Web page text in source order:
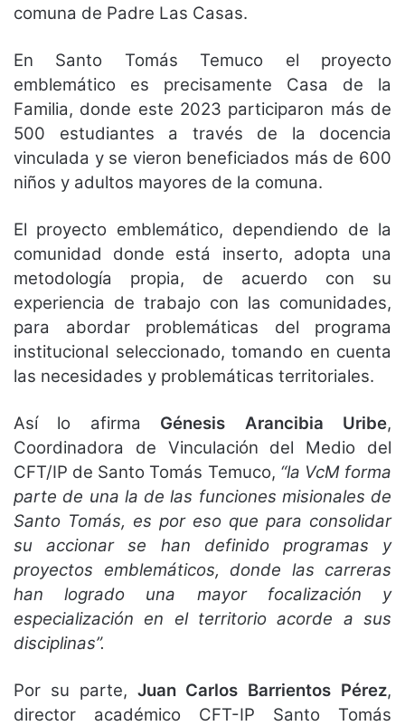
comuna de Padre Las Casas.
En Santo Tomás Temuco el proyecto
emblemático es precisamente Casa de la
Familia, donde este 2023 participaron más de
500 estudiantes a través de la docencia
vinculada y se vieron beneficiados más de 600
niños y adultos mayores de la comuna.
El proyecto emblemático, dependiendo de la
comunidad donde está inserto, adopta una
metodología propia, de acuerdo con su
experiencia de trabajo con las comunidades,
para abordar problemáticas del programa
institucional seleccionado, tomando en cuenta
las necesidades y problemáticas territoriales.
Así lo afirma Génesis Arancibia Uribe,
Coordinadora de Vinculación del Medio del
CFT/IP de Santo Tomás Temuco, “la VcM forma
parte de una la de las funciones misionales de
Santo Tomás, es por eso que para consolidar
su accionar se han definido programas y
proyectos emblemáticos, donde las carreras
han logrado una mayor focalización y
especialización en el territorio acorde a sus
disciplinas”.
Por su parte, Juan Carlos Barrientos Pérez,
director académico CFT-IP Santo Tomás